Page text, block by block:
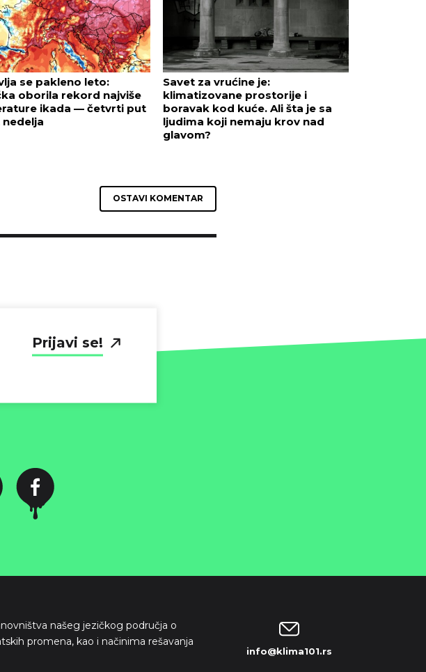
se pakleno leto:
oborila rekord najviše
ikada — četvrti put
Savet za vrućine je:
klimatizovane prostorije i
boravak kod kuće. Ali šta je sa
ljudima koji nemaju krov nad
glavom?
OSTAVI KOMENTAR
Prijavi se!
našeg jezičkog područja o
promena, kao i načinima rešavanja
info@klima101.rs